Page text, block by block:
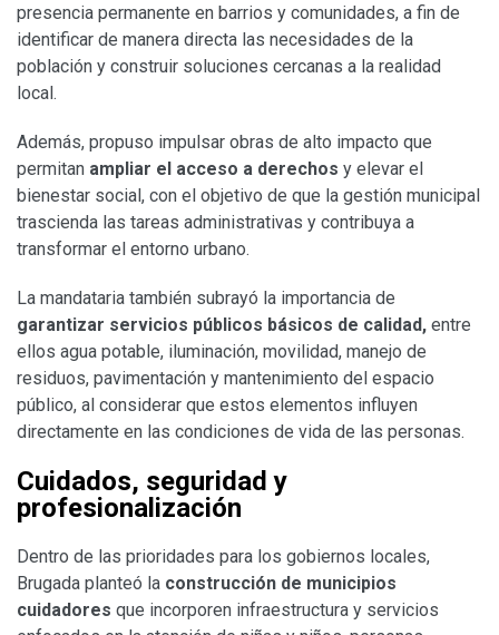
presencia permanente en barrios y comunidades, a fin de
identificar de manera directa las necesidades de la
población y construir soluciones cercanas a la realidad
local.
Además, propuso impulsar obras de alto impacto que
permitan ampliar el acceso a derechos y elevar el
bienestar social, con el objetivo de que la gestión municipal
trascienda las tareas administrativas y contribuya a
transformar el entorno urbano.
La mandataria también subrayó la importancia de
garantizar servicios públicos básicos de calidad, entre
ellos agua potable, iluminación, movilidad, manejo de
residuos, pavimentación y mantenimiento del espacio
público, al considerar que estos elementos influyen
directamente en las condiciones de vida de las personas.
Cuidados, seguridad y
profesionalización
Dentro de las prioridades para los gobiernos locales,
Brugada planteó la construcción de municipios
cuidadores que incorporen infraestructura y servicios